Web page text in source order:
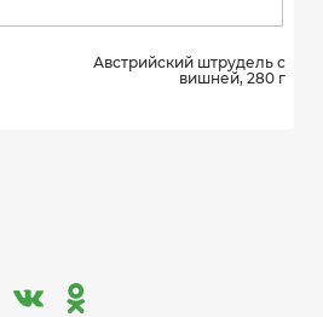
Австрийский штрудель с
вишней, 280 г